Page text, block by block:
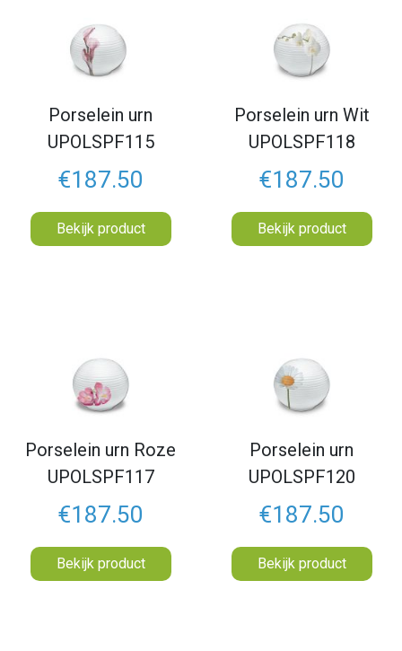
Porselein urn
UPOLSPF115
€187.50
Bekijk product
Porselein urn Wit
UPOLSPF118
€187.50
Bekijk product
Porselein urn Roze
UPOLSPF117
€187.50
Bekijk product
Porselein urn
UPOLSPF120
€187.50
Bekijk product